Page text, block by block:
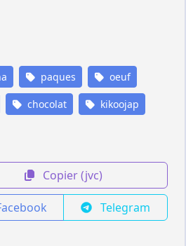
paques oeuf
chocolat kikoojap
Copier (jvc)
Telegram